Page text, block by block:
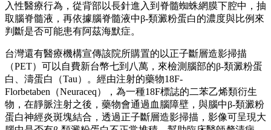
入性醫療行為，從背部以長針進入到脊髓蜘蛛網膜下腔中，抽
取腦脊髓液，再依據腦脊髓液中β-類澱粉蛋白的濃度與比例來
判斷是否可能患有阿茲海默症。
台灣還有醫療機構宣傳該院所購置的以正子斷層造影掃描
（PET）可以自費新台幣七到八萬，來檢測腦部的β-類澱粉蛋
白、濤蛋白（Tau）。經由注射的藥物18F-
Florbetaben（Neuraceq），為一種18F標誌的二苯乙烯類衍生
物，在靜脈注射之後，藥物會通過血腦障壁，與腦中β-類澱粉
蛋白神經炎斑塊結合，透過正子斷層造影掃描，影像可呈現大